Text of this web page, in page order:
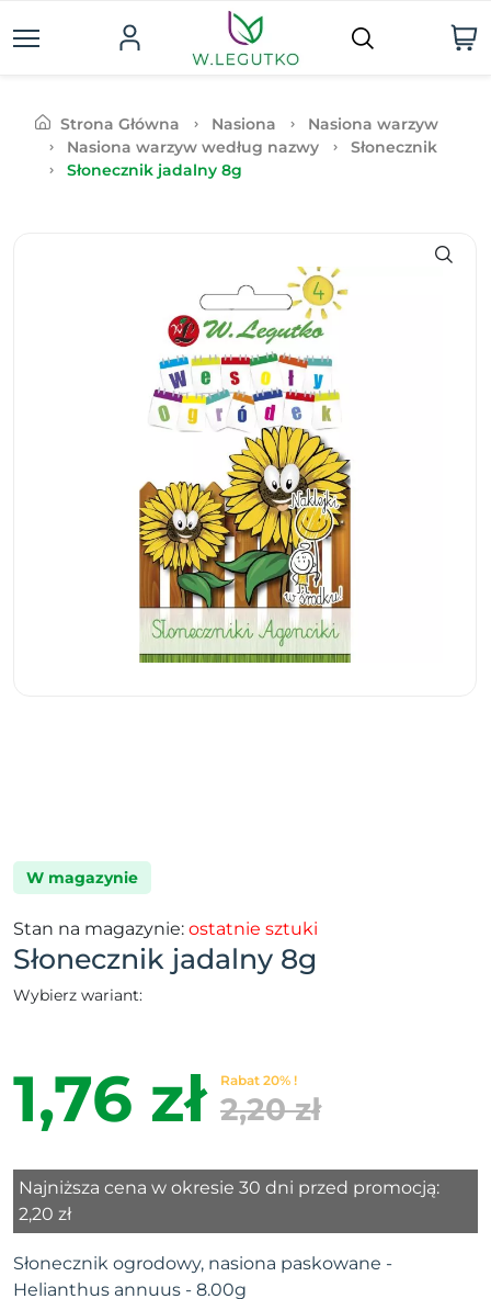
Strona Główna Nasiona
Nasiona warzyw
Nasiona warzyw według nazwy
Słonecznik
Słonecznik jadalny 8g
W magazynie
Stan na magazynie: ostatnie sztuki
Słonecznik jadalny 8g
Wybierz wariant:
1,76 zł Rabat 20% !
2,20 zł
Najniższa cena w okresie 30 dni przed promocją:
2,20 zł
Słonecznik ogrodowy, nasiona paskowane -
Helianthus annuus - 8.00g